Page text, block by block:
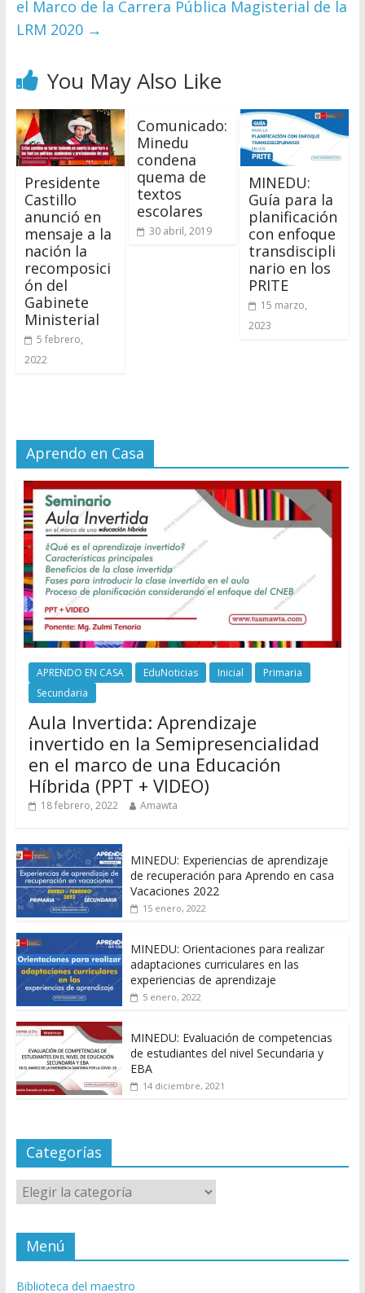
el Marco de la Carrera Pública Magisterial de la
LRM 2020 →
You May Also Like
Presidente
Castillo
anunció en
mensaje a la
nación la
recomposici
ón del
Gabinete
Ministerial
5 febrero,
2022
Comunicado:
Minedu
condena
quema de
textos
escolares
30 abril, 2019
MINEDU:
Guía para la
planificación
con enfoque
transdiscipli
nario en los
PRITE
15 marzo,
2023
Aprendo en Casa
APRENDO EN CASA EduNoticias Inicial
Primaria
Secundaria
Aula Invertida: Aprendizaje
invertido en la Semipresencialidad
en el marco de una Educación
Híbrida (PPT + VIDEO)
18 febrero, 2022 Amawta
MINEDU: Experiencias de aprendizaje
de recuperación para Aprendo en casa
Vacaciones 2022
15 enero, 2022
MINEDU: Orientaciones para realizar
adaptaciones curriculares en las
experiencias de aprendizaje
5 enero, 2022
MINEDU: Evaluación de competencias
de estudiantes del nivel Secundaria y
EBA
14 diciembre, 2021
Categorías
Categorías
Menú
Biblioteca del maestro